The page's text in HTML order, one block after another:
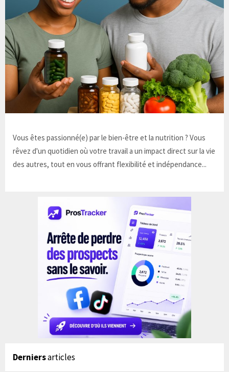
Vous êtes passionné(e) par le bien-être et la nutrition ? Vous
rêvez d'un quotidien où votre travail a un impact direct sur la vie
des autres, tout en vous offrant flexibilité et indépendance...
Derniersarticles